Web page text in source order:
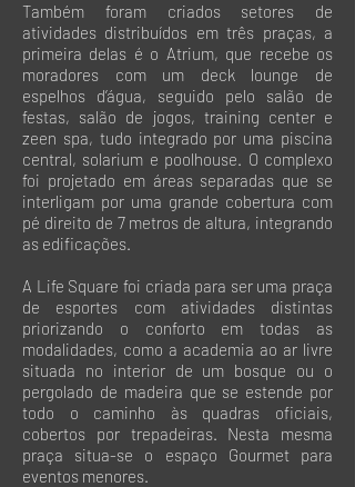
Também foram criados setores de
atividades distribuídos em três praças, a
primeira delas é o Atrium, que recebe os
moradores com um deck lounge de
espelhos d’água, seguido pelo salão de
festas, salão de jogos, training center e
zeen spa, tudo integrado por uma piscina
central, solarium e poolhouse. O complexo
foi projetado em áreas separadas que se
interligam por uma grande cobertura com
pé direito de 7 metros de altura, integrando
as edificações.
A Life Square foi criada para ser uma praça
de esportes com atividades distintas
priorizando o conforto em todas as
modalidades, como a academia ao ar livre
situada no interior de um bosque ou o
pergolado de madeira que se estende por
todo o caminho às quadras oficiais,
cobertos por trepadeiras. Nesta mesma
praça situa-se o espaço Gourmet para
eventos menores.